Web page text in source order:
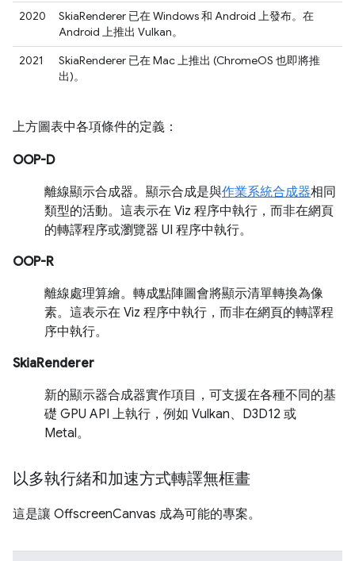
2020
SkiaRenderer 已在 Windows 和 Android 上發布。在
Android 上推出 Vulkan。
2021
SkiaRenderer 已在 Mac 上推出 (ChromeOS 也即將推
出)。
上方圖表中各項條件的定義：
OOP-D
離線顯示合成器。顯示合成是與作業系統合成器相同
類型的活動。這表示在 Viz 程序中執行，而非在網頁
的轉譯程序或瀏覽器 UI 程序中執行。
OOP-R
離線處理算繪。轉成點陣圖會將顯示清單轉換為像
素。這表示在 Viz 程序中執行，而非在網頁的轉譯程
序中執行。
SkiaRenderer
新的顯示器合成器實作項目，可支援在各種不同的基
礎 GPU API 上執行，例如 Vulkan、D3D12 或
Metal。
以多執行緒和加速方式轉譯無框畫
這是讓 OffscreenCanvas 成為可能的專案。